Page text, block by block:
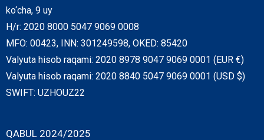
ko‘cha, 9 uy
H/r: 2020 8000 5047 9069 0008
MFO: 00423, INN: 301249598, OKED: 85420
Valyuta hisob raqami: 2020 8978 9047 9069 0001 (EUR €)
Valyuta hisob raqami: 2020 8840 5047 9069 0001 (USD $)
SWIFT: UZHOUZ22
QABUL 2024/2025